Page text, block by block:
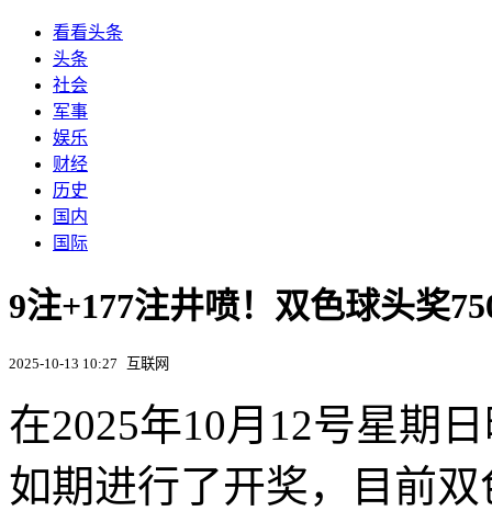
看看头条
头条
社会
军事
娱乐
财经
历史
国内
国际
9注+177注井喷！双色球头奖
2025-10-13 10:27 互联网
在2025年10月12号星期
如期进行了开奖，目前